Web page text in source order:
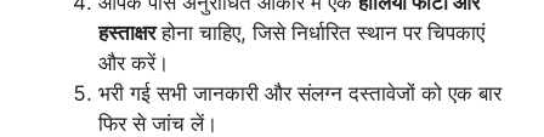
हस्ताक्षरहोना चाहिए, जिसे निर्धारित स्थान पर चिपकाएं
और करें।
भरी गई सभी जानकारी और संलग्न दस्तावेजों को एक बार
फिर से जांच लें।